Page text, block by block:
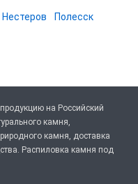
Нестеров Полесск
на Российский
камня,
камня, доставка
Распиловка камня под